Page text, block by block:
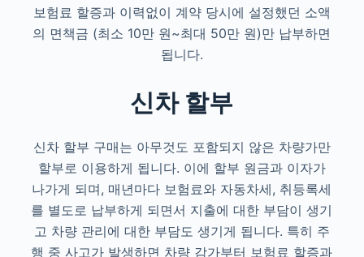
보험료 할증과 이력없이 계약 당시에 설정했던 소액
의 면책금 (최소 10만 원~최대 50만 원)만 납부하면
됩니다.
신차 할부
신차 할부 구매는 아무것도 포함되지 않은 차량가만
할부로 이용하게 됩니다. 이에 할부 원금과 이자가
나가게 되며, 매년마다 보험료와 자동차세, 취등록세
를 별도로 납부하게 되면서 지출에 대한 부담이 생기
고 차량 관리에 대한 부담도 생기게 됩니다. 특히 주
행 중 사고가 발생하면 차량 감가부터 보험료 할증과